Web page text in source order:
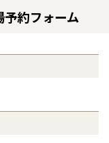
約フォーム